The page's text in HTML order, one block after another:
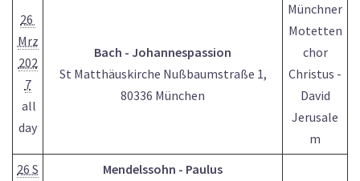
26
Mrz
202
7
all
day
Bach - Johannespassion
St Matthäuskirche Nußbaumstraße 1,
80336 München
Münchner
Motetten
chor
Christus -
David
Jerusale
m
26 S
Mendelssohn - Paulus